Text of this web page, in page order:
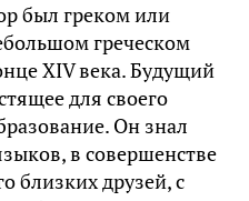
был греком или
греческом
XIV века. Будущий
для своего
Он знал
в совершенстве
близких друзей, с